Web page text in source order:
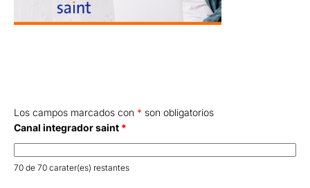
Los campos marcados con * son obligatorios
Canal integrador saint *
70 de 70 carater(es) restantes